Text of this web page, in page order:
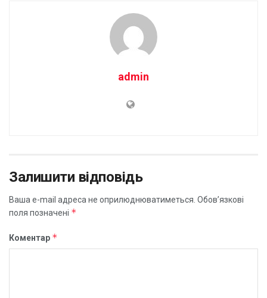
admin
Залишити відповідь
Ваша e-mail адреса не оприлюднюватиметься. Обов’язкові
поля позначені *
Коментар *